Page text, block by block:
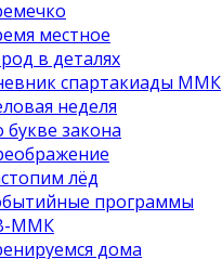
местное
в деталях
спартакиады ММК
неделя
букве закона
лёд
программы
ММК
дома